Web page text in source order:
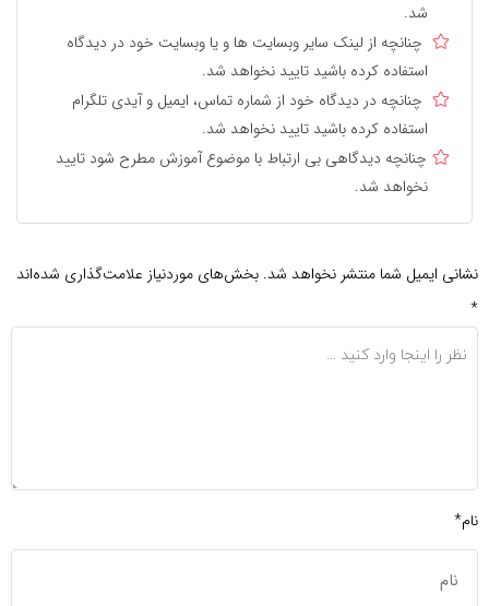
شد.
چنانچه از لینک سایر وبسایت ها و یا وبسایت خود در دیدگاه
استفاده کرده باشید تایید نخواهد شد.
چنانچه در دیدگاه خود از شماره تماس، ایمیل و آیدی تلگرام
استفاده کرده باشید تایید نخواهد شد.
چنانچه دیدگاهی بی ارتباط با موضوع آموزش مطرح شود تایید
نخواهد شد.
نشانی ایمیل شما منتشر نخواهد شد. بخش‌های موردنیاز علامت‌گذاری شده‌اند
*
نام*